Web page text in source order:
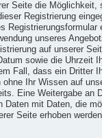
Seite die Möglichkeit,
Registrierung
Registrierungsformular
unseres
auf unserer
sowie die Uhrzeit
Fall, dass ein Dritter
Ihr Wissen auf
Eine Weitergabe an
Daten mit Daten, die
Seite erhoben